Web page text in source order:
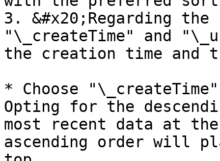
3. &#x20;Regarding
"\_createTime" and
the creation time and
* Choose
Opting for the
most recent data at
ascending order will